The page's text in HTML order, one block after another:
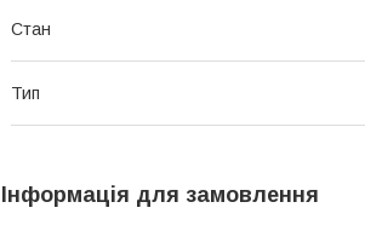
Стан
Тип
Інформація для замовлення